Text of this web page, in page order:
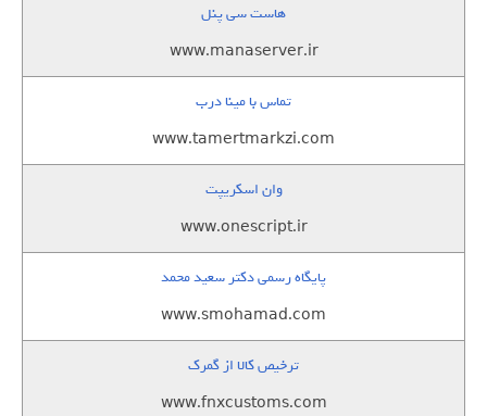
هاست سی پنل
www.manaserver.ir
تماس با مینا درب
www.tamertmarkzi.com
وان اسکریپت
www.onescript.ir
پایگاه رسمی دکتر سعید محمد
www.smohamad.com
ترخیص کالا از گمرک
www.fnxcustoms.com